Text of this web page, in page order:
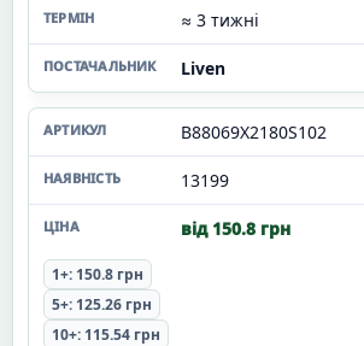
≈ 3 тижні
Liven
B88069X2180S102
13199
від 150.8 грн
1+: 150.8 грн
5+: 125.26 грн
10+: 115.54 грн